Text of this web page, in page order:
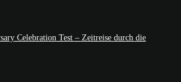
Celebration Test – Zeitreise durch die